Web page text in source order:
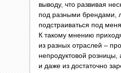
выводу, что развивая
под разными брендами,
подстраиваться под
К такому мнению
из разных отраслей –
непродуктовой розницы,
и даже из достаточно